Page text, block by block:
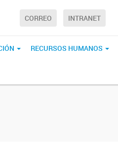
CORREO INTRANET
RECURSOS HUMANOS